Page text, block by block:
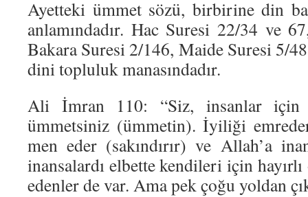
Ayetteki ümmet sözü, birbirine din
anlamındadır. Hac Suresi 22/34 ve
Bakara Suresi 2/146, Maide Suresi 5/
dini topluluk manasındadır.
Ali İmran 110: “Siz, insanlar için
ümmetsiniz (ümmetin). İyiliği
men eder (sakındırır) ve Allah’a
inansalardı elbette kendileri için
edenler de var. Ama pek çoğu yoldan